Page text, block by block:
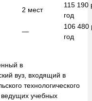
2 мест
115 190
год
—
106 480
год
в
вуз, входящий в
технологического
учебных